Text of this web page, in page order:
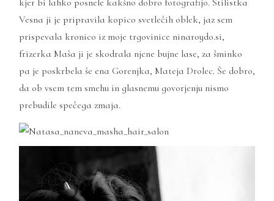
kjer bi lahko posnele kakšno dobro fotografijo. Stilistka
Vesna ji je pripravila kopico svetlečih oblek, jaz sem
prispevala kronico iz moje trgovinice ninaroydo.si,
frizerka Maša ji je skodrala njene bujne lase, za šminko
pa je poskrbela še ena Gorenjka, Mateja Drolec. Še dobro,
da ob vsem tem smehu in glasnemu govorjenju nismo
prebudile spečega zmaja.